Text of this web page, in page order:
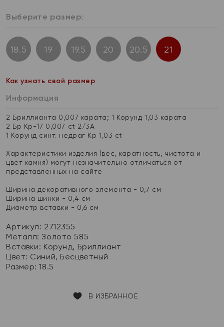
Выберите размер:
18.5 19 19.5 20 20.5 21
Как узнать свой размер
Информация
2 Бриллианта 0,007 карата; 1 Корунд 1,03 карата
2 Бр Кр-17 0,007 ct 2/3А
1 Корунд синт. недраг Кр 1,03 ct
Характеристики изделия (вес, каратность, чистота и
цвет камня) могут незначительно отличаться от
представленных на сайте
Ширина декоративного элемента - 0,7 см
Ширина шинки - 0,4 см
Диаметр вставки - 0,6 см
Артикул: 2712355
Металл:Золото 585
Вставки: Корунд, Бриллиант
Цвет: Синий, Бесцветный
Размер:18.5
В ИЗБРАННОЕ